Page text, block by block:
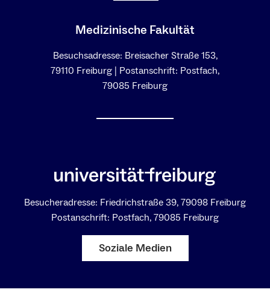
Medizinische Fakultät
Besuchsadresse: Breisacher Straße 153,
79110 Freiburg | Postanschrift: Postfach,
79085 Freiburg
Besucheradresse: Friedrichstraße 39, 79098 Freiburg
Postanschrift: Postfach, 79085 Freiburg
Soziale Medien